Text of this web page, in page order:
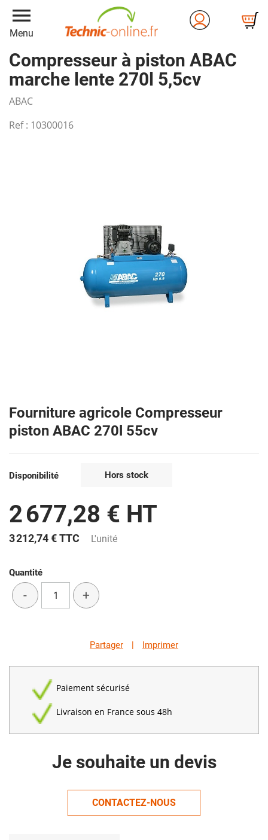
menu
Menu
Compresseur à piston ABAC
marche lente 270l 5,5cv
ABAC
Ref : 10300016
Fourniture agricole Compresseur
piston ABAC 270l 55cv
Disponibilité Hors stock
2 677,28 € HT
3 212,74 €TTC L'unité
Quantité
- +
Partager | Imprimer
Paiement sécurisé
Livraison en France sous 48h
Je souhaite un devis
CONTACTEZ-NOUS